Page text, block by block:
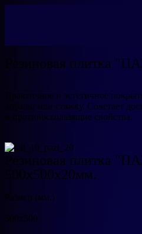
Резиновая плитка
Практичное и эстетичное
асфальт или стяжку. Сочетает
и противоскользящие свойства.
Резиновая плитка
500x500х20мм.
Размер (мм.)
500х500